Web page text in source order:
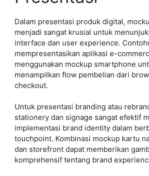
Dalam presentasi produk digital,
menjadi sangat krusial untuk
interface dan user experience.
mempresentasikan aplikasi e-
menggunakan mockup smartphone
menampilkan flow pembelian dari
checkout.
Untuk presentasi branding atau
stationery dan signage sangat efektif
implementasi brand identity dalam
touchpoint. Kombinasi mockup kartu
dan storefront dapat memberikan
komprehensif tentang brand